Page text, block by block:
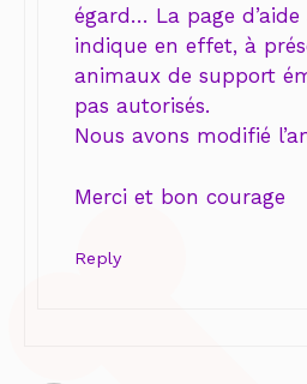
égard… La page
indique en effet, à
animaux de support
pas autorisés.
Nous avons modifié
Merci et bon courage
Reply